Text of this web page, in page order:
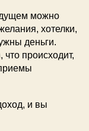
можно
хотелки,
деньги.
происходит,
и вы